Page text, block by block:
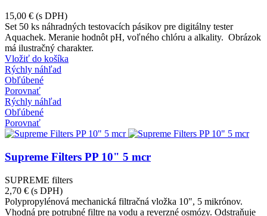
15,00 € (s DPH)
Set 50 ks náhradných testovacích pásikov pre digitálny tester
Aquachek. Meranie hodnôt pH, voľného chlóru a alkality. Obrázok
má ilustračný charakter.
Vložiť do košíka
Rýchly náhľad
Obľúbené
Porovnať
Rýchly náhľad
Obľúbené
Porovnať
Supreme Filters PP 10" 5 mcr
SUPREME filters
2,70 € (s DPH)
Polypropylénová mechanická filtračná vložka 10", 5 mikrónov.
Vhodná pre potrubné filtre na vodu a reverzné osmózy. Odstraňuje